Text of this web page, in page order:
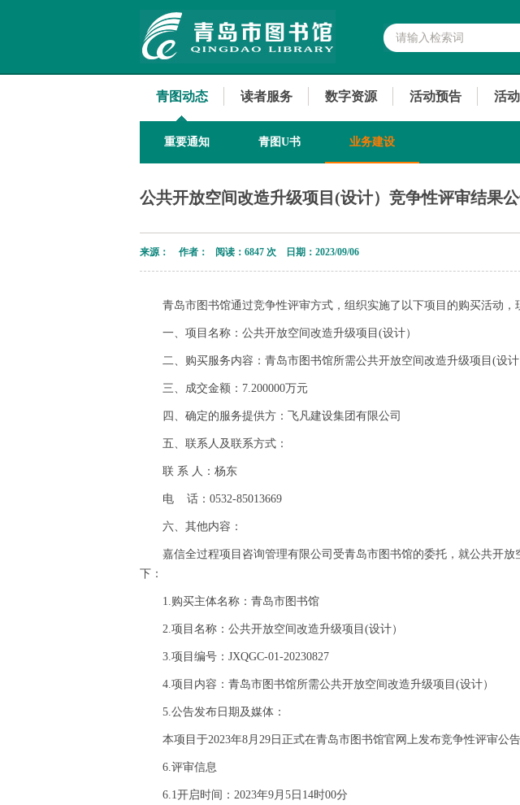
青图动态 读者服务 数字资源 活动预告 活
重要通知 青图U书 业务建设
公共开放空间改造升级项目(设计）竞争性评审结果
来源： 作者： 阅读： 6847 次 日期：2023/09/06
青岛市图书馆通过竞争性评审方式，组织实施了以下项目的购买活动，
一、项目名称：公共开放空间改造升级项目(设计）
二、购买服务内容：青岛市图书馆所需公共开放空间改造升级项目(设计
三、成交金额：7.200000万元
四、确定的服务提供方：飞凡建设集团有限公司
五、联系人及联系方式：
联 系 人：杨东
电 话：0532-85013669
六、其他内容：
嘉信全过程项目咨询管理有限公司受青岛市图书馆的委托，就公共开
下：
1.购买主体名称：青岛市图书馆
2.项目名称：公共开放空间改造升级项目(设计）
3.项目编号：JXQGC-01-20230827
4.项目内容：青岛市图书馆所需公共开放空间改造升级项目(设计）
5.公告发布日期及媒体：
本项目于2023年8月29日正式在青岛市图书馆官网上发布竞争性评审公告
6.评审信息
6.1开启时间：2023年9月5日14时00分